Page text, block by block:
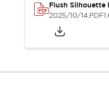
服務據點
產品變更/停產通知
Flush Silhouette
2025/10/14.PDF